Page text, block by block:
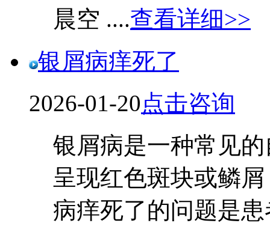
晨空 ....查看详细>>
银屑病痒死了
2026-01-20点击咨询
银屑病是一种常见
呈现红色斑块或鳞
病痒死了的问题是